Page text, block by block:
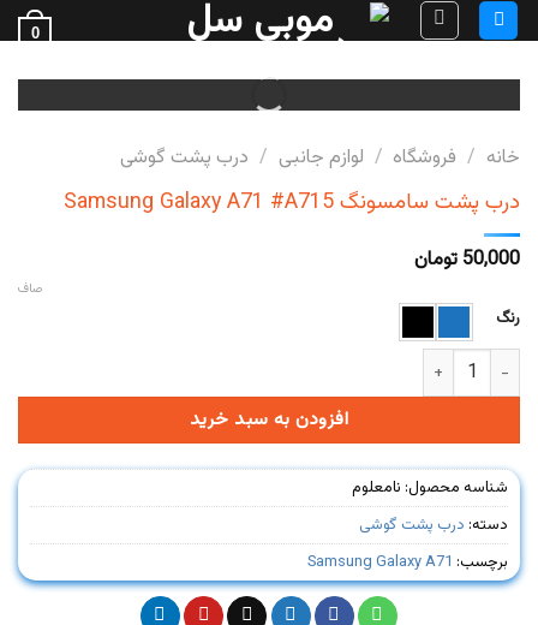
Skip
to
content
0
خانه / فروشگاه / لوازم جانبی / درب پشت گوشی
درب پشت سامسونگ Samsung Galaxy A71 #A715
50,000 تومان
رنگ
صاف
درب پشت سامسونگ Samsung Galaxy A71 #A715 عدد
افزودن به سبد خرید
شناسه محصول: نامعلوم
دسته: درب پشت گوشی
برچسب: Samsung Galaxy A71